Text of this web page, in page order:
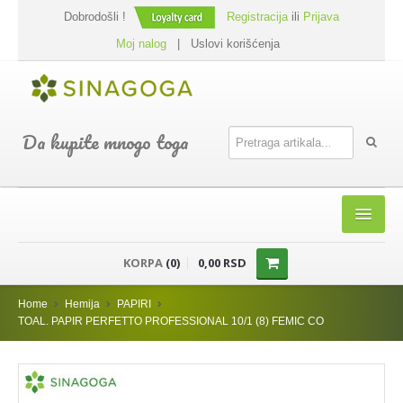
Dobrodošli ! Registracijaili Prijava
Moj nalog
Uslovi korišćenja
Da kupite mnogo toga
SHOP
PREHRANA
DODACI JELIMA
KORPA (0) 0,00 RSD
Home Hemija
PAPIRI
TOAL. PAPIR PERFETTO PROFESSIONAL 10/1 (8) FEMIC CO